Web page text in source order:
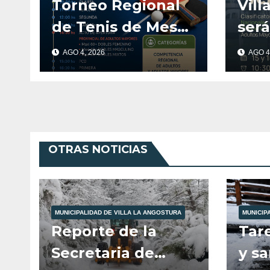
Torneo Regional
de Tenis de Mesa
en Villa La
Angostura
AGO 4, 2026 AGO
OTRAS NOTICIAS
MUNICIPALIDAD DE VILLA LA ANGOSTURA
Reporte de la
Secretaria de
y